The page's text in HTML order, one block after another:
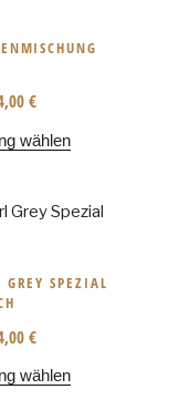
€
wählen
SPEZIAL
€
wählen